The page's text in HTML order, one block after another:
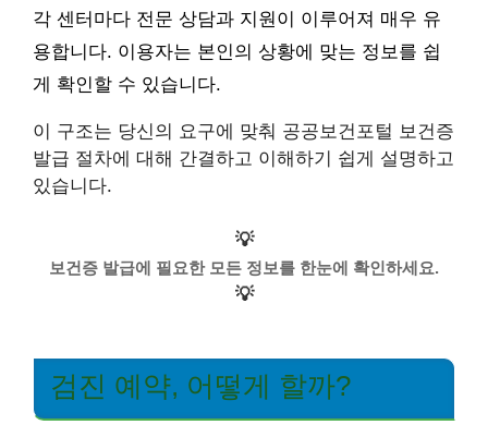
각 센터마다 전문 상담과 지원이 이루어져 매우 유
용합니다. 이용자는 본인의 상황에 맞는 정보를 쉽
게 확인할 수 있습니다.
이 구조는 당신의 요구에 맞춰 공공보건포털 보건증
발급 절차에 대해 간결하고 이해하기 쉽게 설명하고
있습니다.
💡
보건증 발급에 필요한 모든 정보를 한눈에 확인하세요.
💡
검진 예약, 어떻게 할까?